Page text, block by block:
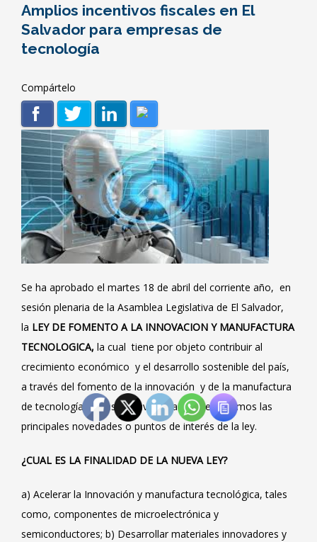
Amplios incentivos fiscales en El
Salvador para empresas de
tecnología
Compártelo
Se ha aprobado el martes 18 de abril del corriente año, en
sesión plenaria de la Asamblea Legislativa de El Salvador,
la LEY DE FOMENTO A LA INNOVACION Y MANUFACTURA
TECNOLOGICA, la cual tiene por objeto contribuir al
crecimiento económico y el desarrollo sostenible del país,
a través del fomento de la innovación y de la manufactura
de tecnología. En esta breve nota les presentamos las
principales novedades o puntos de interés de la ley.
¿CUAL ES LA FINALIDAD DE LA NUEVA LEY?
a) Acelerar la Innovación y manufactura tecnológica, tales
como, componentes de microelectrónica y
semiconductores; b) Desarrollar materiales innovadores y